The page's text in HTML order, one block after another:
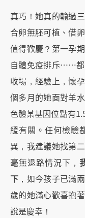
真巧！她真的輸過
合卵無胚可植、借
值得歡慶？第一孕
自體免疫排斥……都
收場，經驗上，懷
個多月的她面對羊
色體某基因位點有
緩有關。任何檢驗
異，我建議她找第
毫無退路情況下，
下 ，如今孩子已滿
歲的她滿心歡喜抱
說是慶幸！